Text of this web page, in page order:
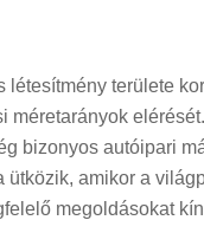
létesítmény területe
méretarányok elérését.
bizonyos autóipari
amikor a
megoldásokat